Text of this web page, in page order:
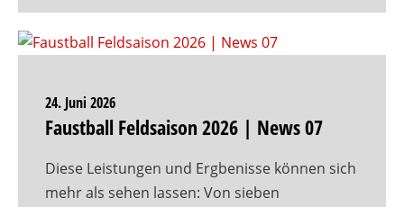
24. Juni 2026
Faustball Feldsaison 2026 | News 07
Diese Leistungen und Ergbenisse können sich
mehr als sehen lassen: Von sieben